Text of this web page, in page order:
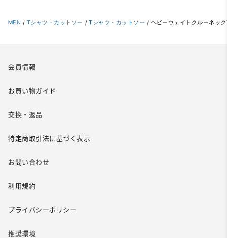
MEN / Tシャツ・カットソー / Tシャツ・カットソー / ヘビーウェイトクルーネッ
会員情報
お買い物ガイド
交換・返品
特定商取引法に基づく表示
お問い合わせ
利用規約
プライバシーポリシー
推奨環境